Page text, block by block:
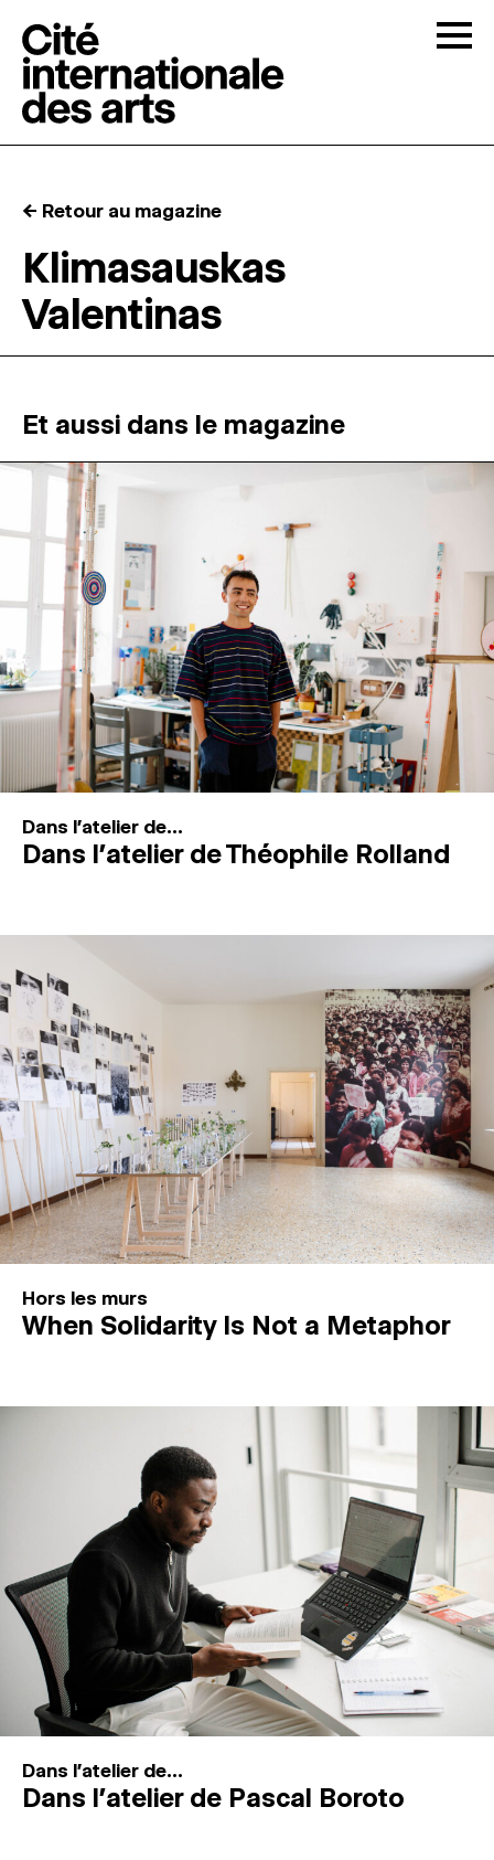
RÉSIDENCES ↓
MAGAZINE
ESPACES DE PRATIQUE ARTISTIQUE
Recherche
Connexion
↓
← Retour au magazine
Klimasauskas
Valentinas
Et aussi dans le magazine
Dans l'atelier de...
Dans l’atelier de Théophile Rolland
Hors les murs
When Solidarity Is Not a Metaphor
Dans l'atelier de...
Dans l’atelier de Pascal Boroto